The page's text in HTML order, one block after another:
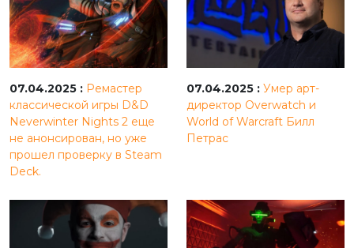
07.04.2025 : Ремастер
классической игры D&D
Neverwinter Nights 2 еще
не анонсирован, но уже
прошел проверку в Steam
Deck.
07.04.2025 : Умер арт-
директор Overwatch и
World of Warcraft Билл
Петрас